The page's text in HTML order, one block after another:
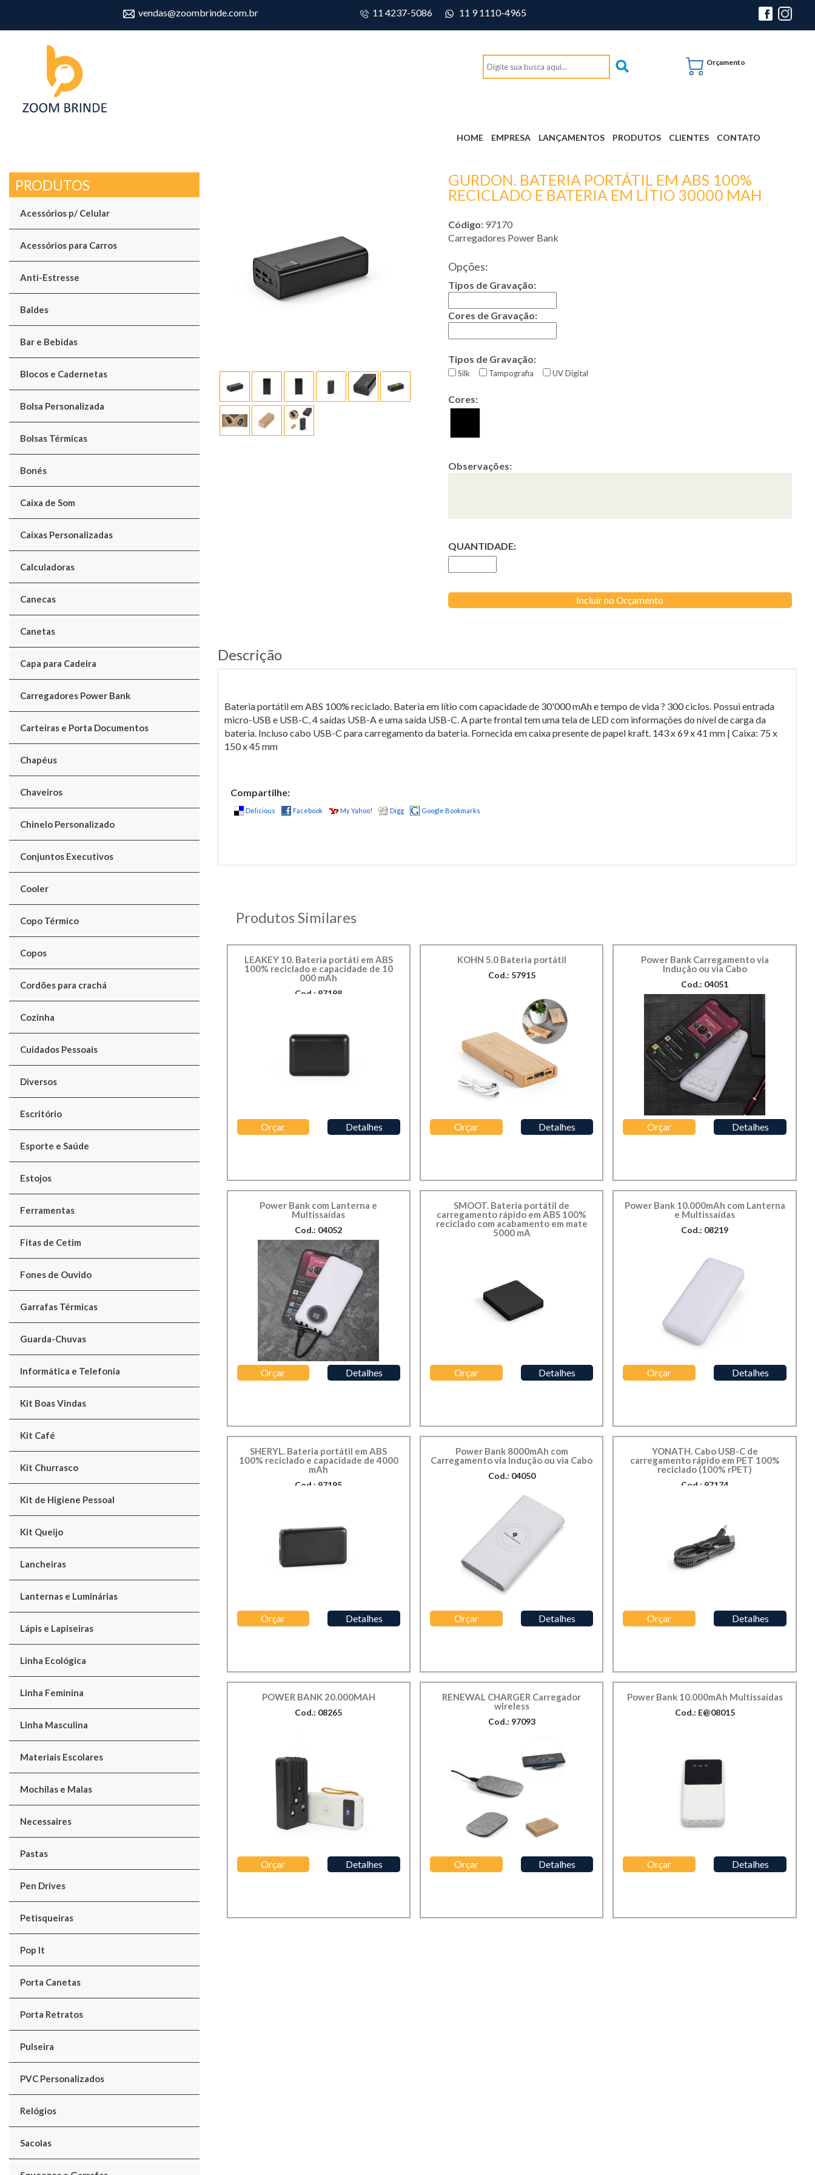
vendas@zoombrinde.com.br 11 4237-5086 11 9 1110-4965
Orçamento
HOME EMPRESA LANÇAMENTOS PRODUTOS CLIENTES CONTATO
Acessórios p/ Celular
Acessórios para Carros
Anti-Estresse
Baldes
Bar e Bebidas
Blocos e Cadernetas
Bolsa Personalizada
Bolsas Térmicas
Bonés
Caixa de Som
Caixas Personalizadas
Calculadoras
Canecas
Canetas
Capa para Cadeira
Carregadores Power Bank
Carteiras e Porta Documentos
Chapéus
Chaveiros
Chinelo Personalizado
Conjuntos Executivos
Cooler
Copo Térmico
Copos
Cordões para crachá
Cozinha
Cuidados Pessoais
Diversos
Escritório
Esporte e Saúde
Estojos
Ferramentas
Fitas de Cetim
Fones de Ouvido
Garrafas Térmicas
Guarda-Chuvas
Informática e Telefonia
Kit Boas Vindas
Kit Café
Kit Churrasco
Kit de Higiene Pessoal
Kit Queijo
Lancheiras
Lanternas e Luminárias
Lápis e Lapiseiras
Linha Ecológica
Linha Feminina
Linha Masculina
Materiais Escolares
Mochilas e Malas
Necessaires
Pastas
Pen Drives
Petisqueiras
Pop It
Porta Canetas
Porta Retratos
Pulseira
PVC Personalizados
Relógios
Sacolas
GURDON. BATERIA PORTÁTIL EM ABS 100%
RECICLADO E BATERIA EM LÍTIO 30000 MAH
Código: 97170
Carregadores Power Bank
Opções:
Tipos de Gravação:
Cores de Gravação:
Tipos de Gravação:
Silk Tampografia UV Digital
Cores:
Observações:
QUANTIDADE:
Incluir no Orçamento
Descrição
Bateria portátil em ABS 100% reciclado. Bateria em lítio com capacidade de 30'000 mAh e tempo de vida ? 300 ciclos. Possui entrada
micro-USB e USB-C, 4 saídas USB-A e uma saída USB-C. A parte frontal tem uma tela de LED com informações do nível de carga da
bateria. Incluso cabo USB-C para carregamento da bateria. Fornecida em caixa presente de papel kraft. 143 x 69 x 41 mm | Caixa: 75 x
150 x 45 mm
Compartilhe:
Delicious Facebook My Yahoo! Digg Google Bookmarks
Produtos Similares
LEAKEY 10. Bateria portáti em ABS
100% reciclado e capacidade de 10
000 mAh
Cod.: 97198
Orçar Detalhes
KOHN 5.0 Bateria portátil
Cod.: 57915
Orçar Detalhes
Power Bank Carregamento via
Indução ou via Cabo
Cod.: 04051
Orçar Detalhes
Power Bank com Lanterna e
Multissaídas
Cod.: 04052
Orçar Detalhes
SMOOT. Bateria portátil de
carregamento rápido em ABS 100%
reciclado com acabamento em mate
5000 mA
Orçar Detalhes
Power Bank 10.000mAh com Lanterna
e Multissaídas
Cod.: 08219
Orçar Detalhes
SHERYL. Bateria portátil em ABS
100% reciclado e capacidade de 4000
mAh
Cod.: 97195
Orçar Detalhes
Power Bank 8000mAh com
Carregamento via Indução ou via Cabo
Cod.: 04050
Orçar Detalhes
YONATH. Cabo USB-C de
carregamento rápido em PET 100%
reciclado (100% rPET)
Cod.: 97174
Orçar Detalhes
POWER BANK 20.000MAH
Cod.: 08265
Orçar Detalhes
RENEWAL CHARGER Carregador
wireless
Cod.: 97093
Orçar Detalhes
Power Bank 10.000mAh Multissaídas
Cod.: E@08015
Orçar Detalhes